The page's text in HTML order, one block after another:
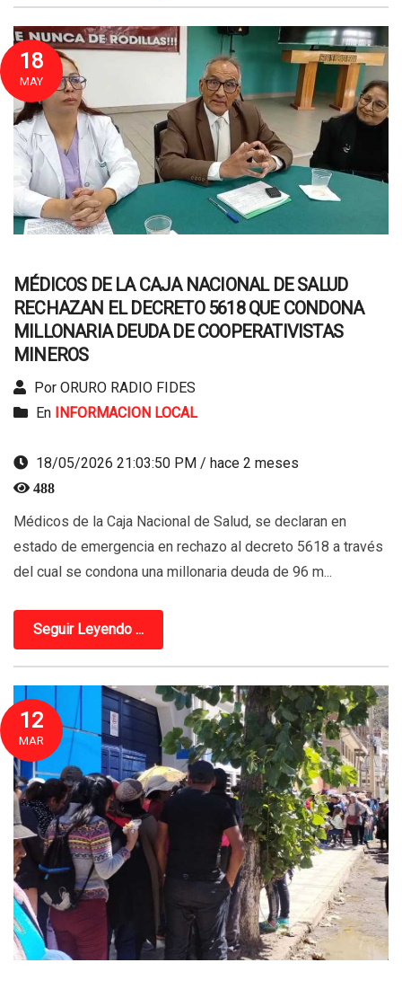
18
MAY
MÉDICOS DE LA CAJA NACIONAL DE SALUD
RECHAZAN EL DECRETO 5618 QUE CONDONA
MILLONARIA DEUDA DE COOPERATIVISTAS
MINEROS
Por ORURO RADIO FIDES
En
INFORMACION LOCAL
18/05/2026 21:03:50 PM / hace 2 meses
488
Médicos de la Caja Nacional de Salud, se declaran en
estado de emergencia en rechazo al decreto 5618 a través
del cual se condona una millonaria deuda de 96 m...
Seguir Leyendo ...
12
MAR